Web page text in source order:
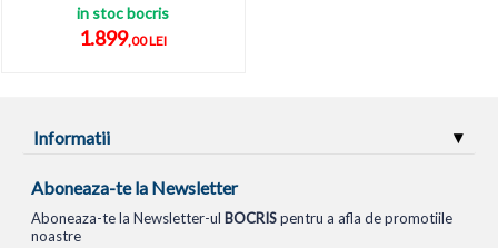
in stoc bocris
1.899,00 LEI
Informatii
Aboneaza-te la Newsletter
Aboneaza-te la Newsletter-ul BOCRISpentru a afla de promotiile
noastre